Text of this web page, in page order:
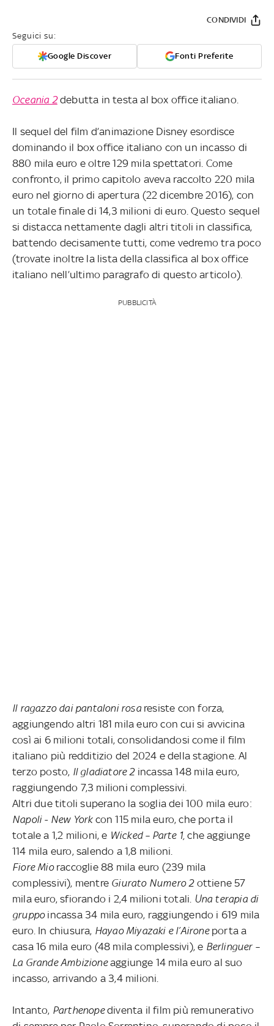
Seguici su:
Google Discover Fonti Preferite
CONDIVIDI
Oceania 2 debutta in testa al box office italiano.
Il sequel del film d’animazione Disney esordisce
dominando il box office italiano con un incasso di
880 mila euro e oltre 129 mila spettatori. Come
confronto, il primo capitolo aveva raccolto 220 mila
euro nel giorno di apertura (22 dicembre 2016), con
un totale finale di 14,3 milioni di euro. Questo sequel
si distacca nettamente dagli altri titoli in classifica,
battendo decisamente tutti, come vedremo tra poco
(trovate inoltre la lista della classifica al box office
italiano nell’ultimo paragrafo di questo articolo).
PUBBLICITÀ
Il ragazzo dai pantaloni rosaresiste con forza,
aggiungendo altri 181 mila euro con cui si avvicina
così ai 6 milioni totali, consolidandosi come il film
italiano più redditizio del 2024 e della stagione. Al
terzo posto, Il gladiatore 2 incassa 148 mila euro,
raggiungendo 7,3 milioni complessivi.
Altri due titoli superano la soglia dei 100 mila euro:
Napoli - New Yorkcon 115 mila euro, che porta il
totale a 1,2 milioni, e Wicked – Parte 1, che aggiunge
114 mila euro, salendo a 1,8 milioni.
Fiore Mioraccoglie 88 mila euro (239 mila
complessivi), mentre Giurato Numero 2 ottiene 57
mila euro, sfiorando i 2,4 milioni totali. Una terapia di
gruppo incassa 34 mila euro, raggiungendo i 619 mila
euro. In chiusura, Hayao Miyazaki e l’Airone porta a
casa 16 mila euro (48 mila complessivi), e Berlinguer –
La Grande Ambizioneaggiunge 14 mila euro al suo
incasso, arrivando a 3,4 milioni.
Intanto, Parthenopediventa il film più remunerativo